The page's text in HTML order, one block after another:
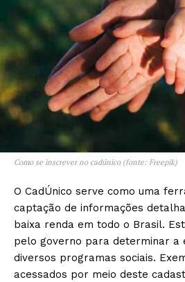
Como se inscrever no cadúnico (fonte: Freepik)
O CadÚnico serve como uma
captação de informações
baixa renda em todo o Brasil.
pelo governo para determinar a
diversos programas sociais.
acessados por meio deste